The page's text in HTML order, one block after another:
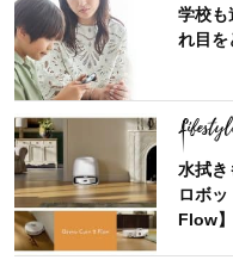
学校も
れ目を
水拭き
ロボ
Flow】